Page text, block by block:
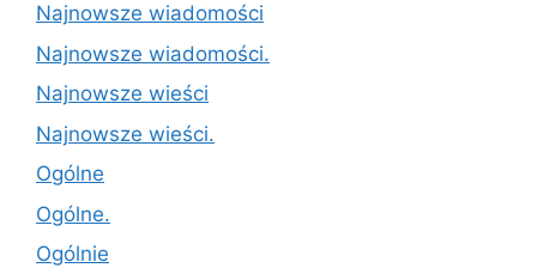
Najnowsze wiadomości
Najnowsze wiadomości.
Najnowsze wieści
Najnowsze wieści.
Ogólne
Ogólne.
Ogólnie